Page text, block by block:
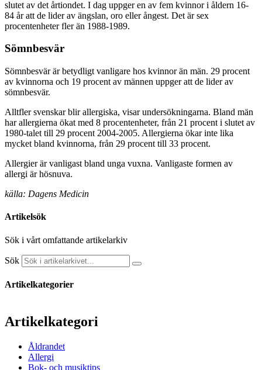
slutet av det årtiondet. I dag uppger en av fem kvinnor i åldern 16-
84 år att de lider av ängslan, oro eller ångest. Det är sex
procentenheter fler än 1988-1989.
Sömnbesvär
Sömnbesvär är betydligt vanligare hos kvinnor än män. 29 procent
av kvinnorna och 19 procent av männen uppger att de lider av
sömnbesvär.
Alltfler svenskar blir allergiska, visar undersökningarna. Bland män
har allergierna ökat med 8 procentenheter, från 21 procent i slutet av
1980-talet till 29 procent 2004-2005. Allergierna ökar inte lika
mycket bland kvinnorna, från 29 procent till 33 procent.
Allergier är vanligast bland unga vuxna. Vanligaste formen av
allergi är hösnuva.
källa: Dagens Medicin
Artikelsök
Sök i vårt omfattande artikelarkiv
Sök
Artikelkategorier
Artikelkategori
Åldrandet
Allergi
Bok- och musiktips